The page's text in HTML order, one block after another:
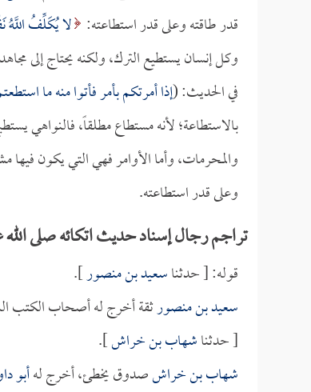
قدر طاقته وعلى قدر استطاعته: لا يُكَلِّفُ اللَّهُ
وكل إنسان يستطيع الترك، ولكنه يحتاج إلى
في الحديث: (إذا أمرتكم بأمر فأتوا منه ما
بالاستطاعة؛ لأنه مستطاع مطلقاً، فالنواهي
والمحرمات، وأما الأوامر فهي التي يكون فيها
وعلى قدر استطاعته.
تراجم رجال إسناد حديث اتكائه صلى
قوله: [ حدثناسعيد بن منصور].
سعيد بن منصورثقة أخرج له أصحاب الكتب
[ حدثناشهاب بن خراش].
شهاب بن خراشصدوق يخطئ، أخرج لهأبو